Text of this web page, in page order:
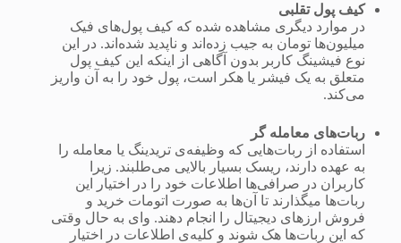
کیف پول تقلبی
در موارد دیگری مشاهده شده که کیف پول‌های فیک
میلیون‌ها تومان به جیب زده‌اند و ناپدید شده‌اند. در این
نوع فیشینگ کاربر بدون آگاهی از اینکه این کیف پول
متعلق به یک فیشر یا هکر است، پول خود را به آن واریز
می‌کند.
ربات‌های معامله گر
استفاده از ربات‌هایی که وظیفه‌ی تریدینگ یا معامله را
به عهده دارند، ریسک بسیار بالایی می‌طلبند. زیرا
کاربران در صرافی‌ها اطلاعات خود را در اختیار این
ربات‌ها میگذارند تا آن‌ها به صورت اتومات خرید و
فروش ارزهای دیجیتال را انجام دهند. وای به حال وقتی
که این ربات‌ها هک شوند و کلیه‌ی اطلاعات در اختیار